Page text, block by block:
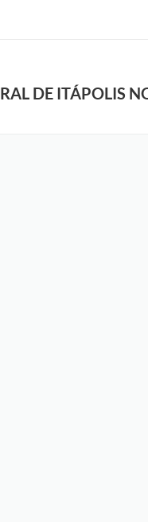
DE ITÁPOLIS